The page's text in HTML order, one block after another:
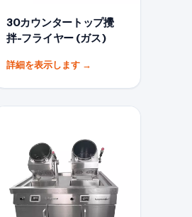
30カウンタートップ攪
拌-フライヤー (ガス)
詳細を表示します →